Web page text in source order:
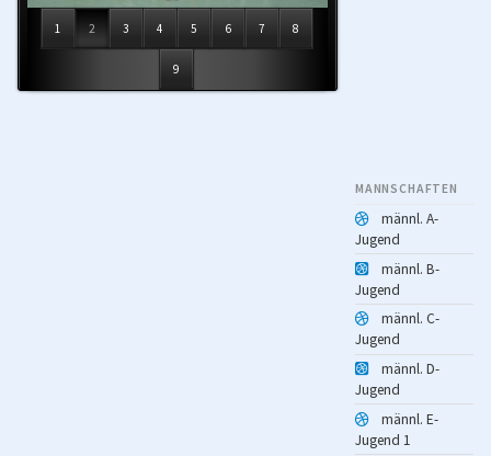
1 2 3 4 5 6 7 8
9
MANNSCHAFTEN
männl. A-
Jugend
männl. B-
Jugend
männl. C-
Jugend
männl. D-
Jugend
männl. E-
Jugend 1